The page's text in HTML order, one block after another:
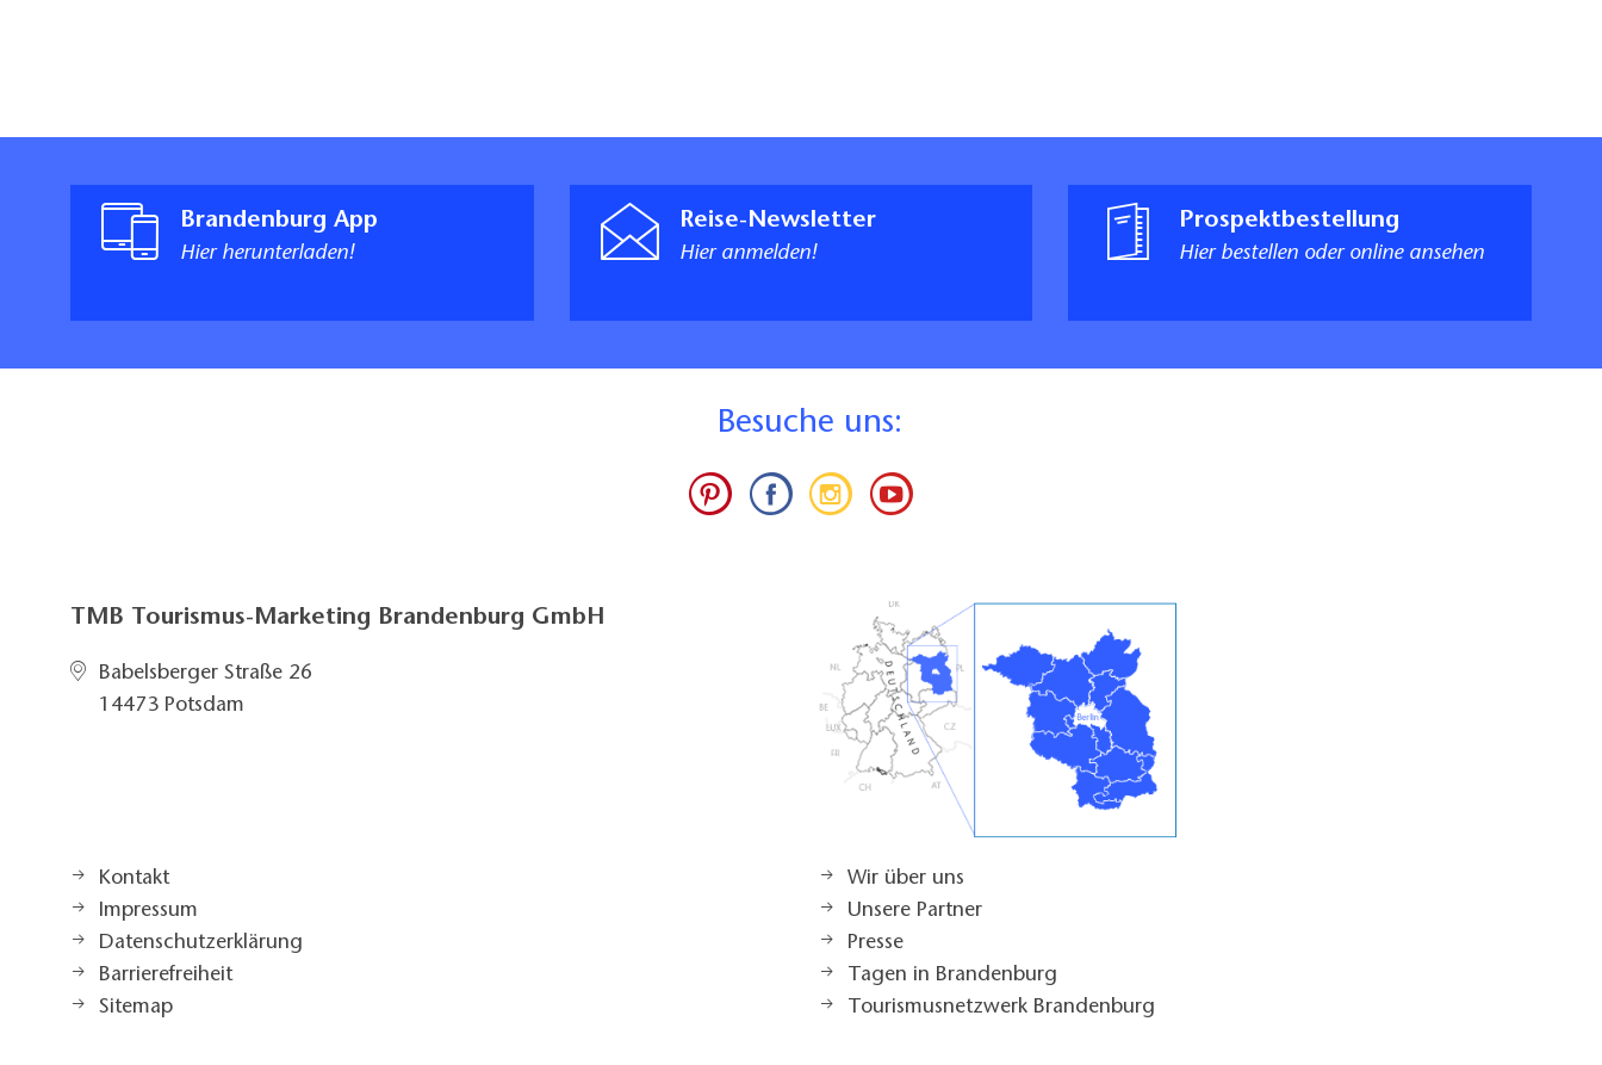
Brandenburg App
Hier herunterladen!
Reise-Newsletter
Hier anmelden!
Prospektbestellung
Hier bestellen oder online ansehen
Besuche uns:
TMB Tourismus-Marketing Brandenburg GmbH
Babelsberger Straße 26
14473 Potsdam
Kontakt
Impressum
Datenschutzerklärung
Barrierefreiheit
Sitemap
Wir über uns
Unsere Partner
Presse
Tagen in Brandenburg
Tourismusnetzwerk Brandenburg